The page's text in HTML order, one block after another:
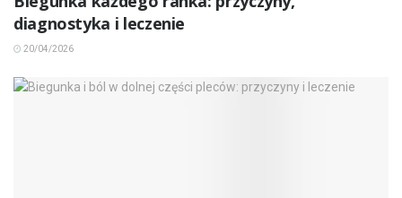
diagnostyka i leczenie
20/04/2026